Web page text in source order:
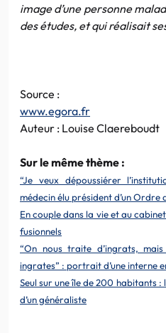
image d’une personne
des études, et qui réalisait
Source :
www.egora.fr
Auteur : Louise Claereboudt
Sur le même thème :
“Je veux dépoussiérer
médecin élu président d’un Ordre
En couple dans la vie et au
fusionnels
“On nous traite d’ingrats,
ingrates” : portrait d’une interne
Seul sur une île de 200 habitants
d’un généraliste